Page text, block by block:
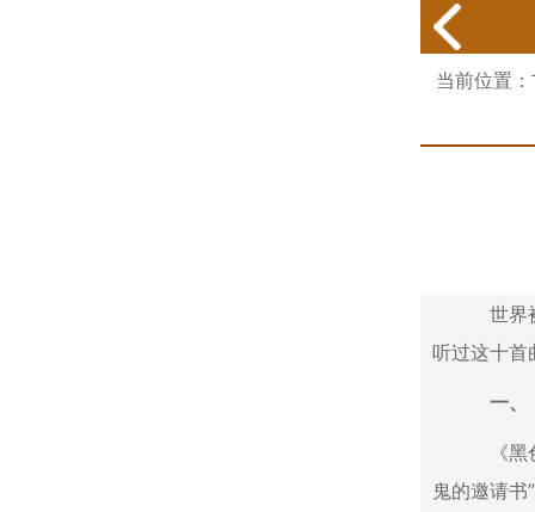
当前位置：
世界
听过这十首
一、《
《黑色
鬼的邀请